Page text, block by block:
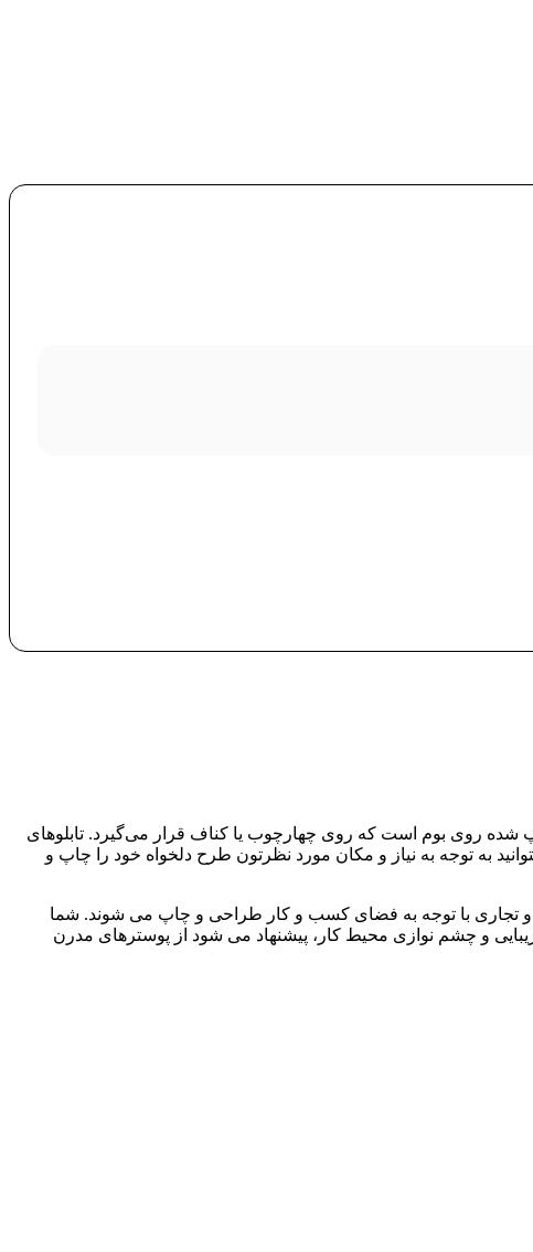
شده روی بوم است که روی چهارچوب یا کناف قرار می‌گیرد. تابلوهای
به توجه به نیاز و مکان مورد نظرتون طرح دلخواه خود را چاپ و
و تجاری با توجه به فضای کسب و کار طراحی و چاپ می شوند. شما
زیبایی و چشم نوازی محیط کار، پیشنهاد می شود از پوسترهای مدرن